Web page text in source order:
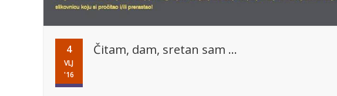
4
VLJ
'16
Čitam, dam, sretan sam ...